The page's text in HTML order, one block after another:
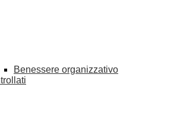
Benessere organizzativo